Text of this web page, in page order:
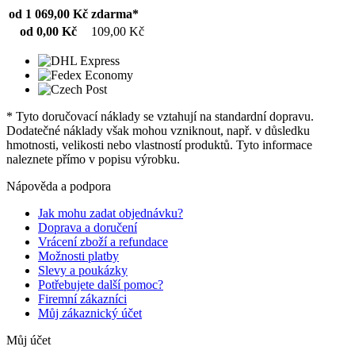
od 1 069,00 Kč zdarma*
od 0,00 Kč
109,00 Kč
* Tyto doručovací náklady se vztahují na standardní dopravu.
Dodatečné náklady však mohou vzniknout, např. v důsledku
hmotnosti, velikosti nebo vlastností produktů. Tyto informace
naleznete přímo v popisu výrobku.
Nápověda a podpora
Jak mohu zadat objednávku?
Doprava a doručení
Vrácení zboží a refundace
Možnosti platby
Slevy a poukázky
Potřebujete další pomoc?
Firemní zákazníci
Můj zákaznický účet
Můj účet